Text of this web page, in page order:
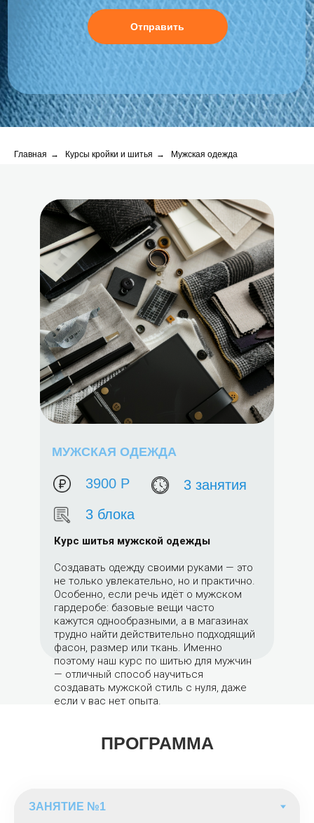
Отправить
Главная → Курсы кройки и шитья → Мужская одежда
МУЖСКАЯ ОДЕЖДА
3 блока
3900 Р 3 занятия
Курс шитья мужской одежды
Создавать одежду своими руками — это
не только увлекательно, но и практично.
Особенно, если речь идёт о мужском
гардеробе: базовые вещи часто
кажутся однообразными, а в магазинах
трудно найти действительно подходящий
фасон, размер или ткань. Именно
поэтому наш курс по шитью для мужчин
— отличный способ научиться
создавать мужской стиль с нуля, даже
если у вас нет опыта.
подробное описание, схемы и фото —
свои параметры.
ПРОГРАММА